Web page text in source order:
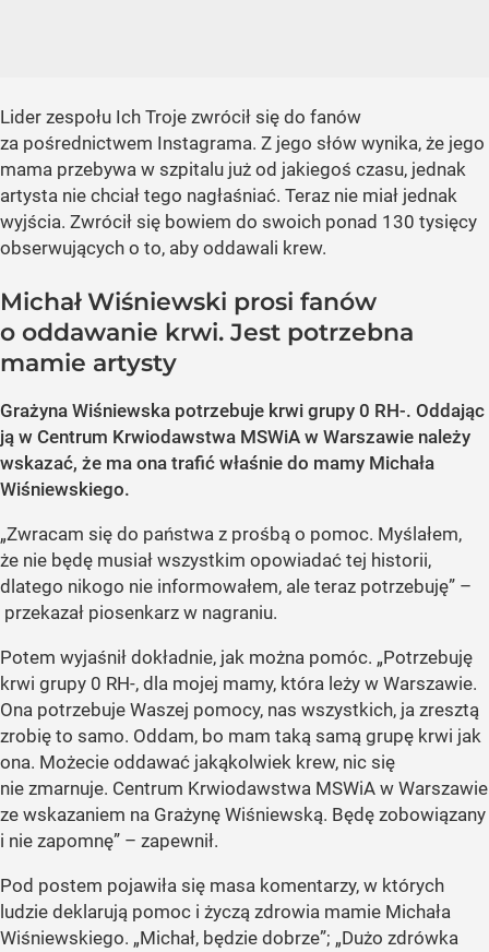
Lider zespołu Ich Troje zwrócił się do fanów
za pośrednictwem Instagrama. Z jego słów wynika, że jego
mama przebywa w szpitalu już od jakiegoś czasu, jednak
artysta nie chciał tego nagłaśniać. Teraz nie miał jednak
wyjścia. Zwrócił się bowiem do swoich ponad 130 tysięcy
obserwujących o to, aby oddawali krew.
Michał Wiśniewski prosi fanów
o oddawanie krwi. Jest potrzebna
mamie artysty
Grażyna Wiśniewska potrzebuje krwi grupy 0 RH-. Oddając
ją w Centrum Krwiodawstwa MSWiA w Warszawie należy
wskazać, że ma ona trafić właśnie do mamy Michała
Wiśniewskiego.
„Zwracam się do państwa z prośbą o pomoc. Myślałem,
że nie będę musiał wszystkim opowiadać tej historii,
dlatego nikogo nie informowałem, ale teraz potrzebuję” –
przekazał piosenkarz w nagraniu.
Potem wyjaśnił dokładnie, jak można pomóc. „Potrzebuję
krwi grupy 0 RH-, dla mojej mamy, która leży w Warszawie.
Ona potrzebuje Waszej pomocy, nas wszystkich, ja zresztą
zrobię to samo. Oddam, bo mam taką samą grupę krwi jak
ona. Możecie oddawać jakąkolwiek krew, nic się
nie zmarnuje. Centrum Krwiodawstwa MSWiA w Warszawie
ze wskazaniem na Grażynę Wiśniewską. Będę zobowiązany
i nie zapomnę” – zapewnił.
Pod postem pojawiła się masa komentarzy, w których
ludzie deklarują pomoc i życzą zdrowia mamie Michała
Wiśniewskiego. „Michał, będzie dobrze”; „Dużo zdrówka